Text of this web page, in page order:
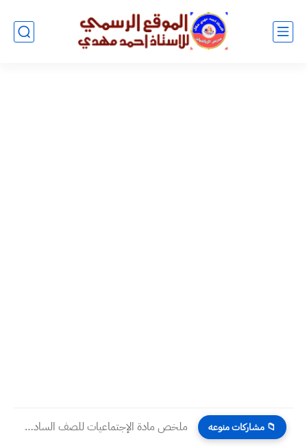
📁 مشاركات منوعه ملخص مادة الإجتماعيات للصف السادس الإبتدائي دهوك واربيل والسليمانية